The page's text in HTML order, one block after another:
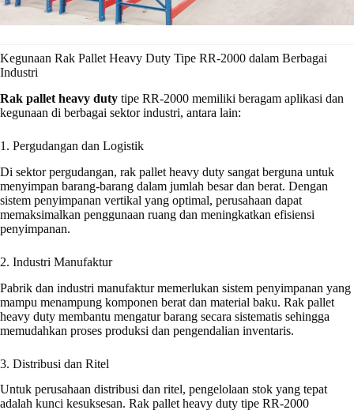
Kegunaan Rak Pallet Heavy Duty Tipe RR-2000 dalam Berbagai
Industri
Rak pallet heavy duty tipe RR-2000 memiliki beragam aplikasi dan
kegunaan di berbagai sektor industri, antara lain:
1. Pergudangan dan Logistik
Di sektor pergudangan, rak pallet heavy duty sangat berguna untuk
menyimpan barang-barang dalam jumlah besar dan berat. Dengan
sistem penyimpanan vertikal yang optimal, perusahaan dapat
memaksimalkan penggunaan ruang dan meningkatkan efisiensi
penyimpanan.
2. Industri Manufaktur
Pabrik dan industri manufaktur memerlukan sistem penyimpanan yang
mampu menampung komponen berat dan material baku. Rak pallet
heavy duty membantu mengatur barang secara sistematis sehingga
memudahkan proses produksi dan pengendalian inventaris.
3. Distribusi dan Ritel
Untuk perusahaan distribusi dan ritel, pengelolaan stok yang tepat
adalah kunci kesuksesan. Rak pallet heavy duty tipe RR-2000